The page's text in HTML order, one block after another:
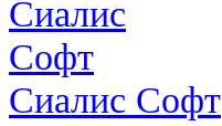
Сиалис Софт